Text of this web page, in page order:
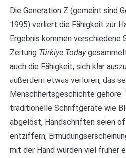
Die Generation Z (gemeint sind
1995) verliert die Fähigkeit zur
Ergebnis kommen verschiedene
Zeitung Türkiye Today
auch die Fähigkeit, sich klar
außerdem etwas verloren, das
Menschheitsgeschichte
traditionelle Schriftgeräte wie
abgelöst, Handschriften seien
entziffern,
mit der Hand würden viel früher